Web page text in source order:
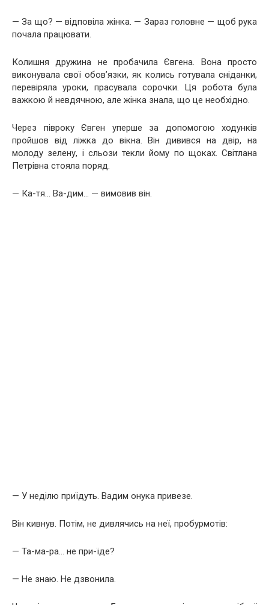
— За що? — відповіла жінка. — Зараз головне — щоб рука
почала працювати.
Колишня дружина не пробачила Євгена. Вона просто
виконувала свої обов’язки, як колись готувала сніданки,
перевіряла уроки, прасувала сорочки. Ця робота була
важкою й невдячною, але жінка знала, що це необхідно.
Через півроку Євген уперше за допомогою ходунків
пройшов від ліжка до вікна. Він дивився на двір, на
молоду зелену, і сльози текли йому по щоках. Світлана
Петрівна стояла поряд.
— Ка-тя… Ва-дим… — вимовив він.
— У неділю приїдуть. Вадим онука привезе.
Він кивнув. Потім, не дивлячись на неї, пробурмотів:
— Та-ма-ра… не при-їде?
— Не знаю. Не дзвонила.